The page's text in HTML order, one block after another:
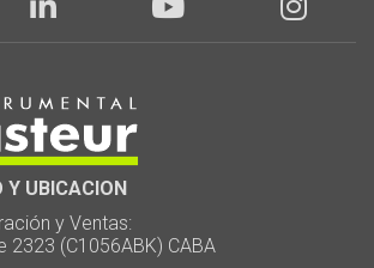
Y UBICACION
y Ventas:
(C1056ABK) CABA